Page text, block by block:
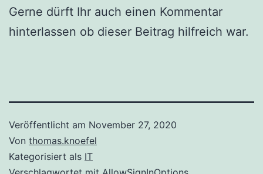
Gerne dürft Ihr auch einen Kommentar
hinterlassen ob dieser Beitrag hilfreich war.
Veröffentlicht am November 27, 2020
Von thomas.knoefel
Kategorisiert als IT